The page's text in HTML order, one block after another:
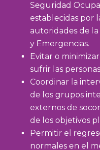
Seguridad
establecidas por
autoridades de
y Emergencias.
Evitar o
sufrir las
Coordinar la
de los grupos
externos de
de los objetivos
Permitir el
normales en el